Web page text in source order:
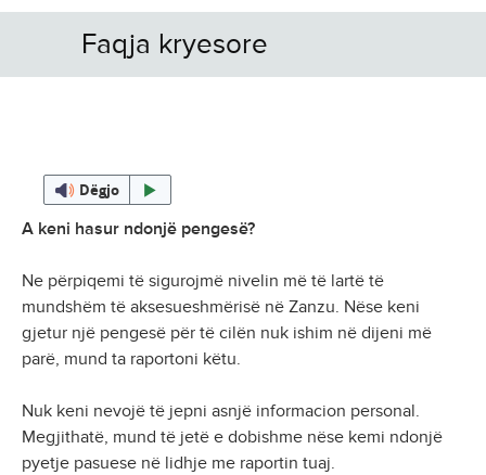
Faqja kryesore
Dëgjo
A keni hasur ndonjë pengesë?
Ne përpiqemi të sigurojmë nivelin më të lartë të
mundshëm të aksesueshmërisë në Zanzu. Nëse keni
gjetur një pengesë për të cilën nuk ishim në dijeni më
parë, mund ta raportoni këtu.
Nuk keni nevojë të jepni asnjë informacion personal.
Megjithatë, mund të jetë e dobishme nëse kemi ndonjë
pyetje pasuese në lidhje me raportin tuaj.